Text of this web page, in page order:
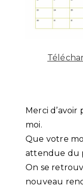
Merci
moi.
Que votre
attendue du
On se
nouveau